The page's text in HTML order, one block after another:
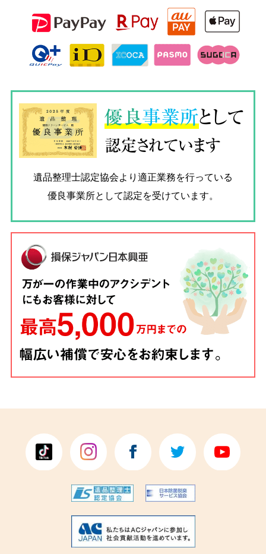
優良事業所として
認定されています
遺品整理士認定協会より適正業務を行っている
優良事業所として認定を受けています。